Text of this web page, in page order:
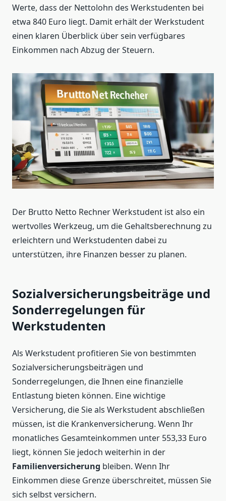
Werte, dass der Nettolohn des Werkstudenten bei
etwa 840 Euro liegt. Damit erhält der Werkstudent
einen klaren Überblick über sein verfügbares
Einkommen nach Abzug der Steuern.
Der Brutto Netto Rechner Werkstudent ist also ein
wertvolles Werkzeug, um die Gehaltsberechnung zu
erleichtern und Werkstudenten dabei zu
unterstützen, ihre Finanzen besser zu planen.
Sozialversicherungsbeiträge und
Sonderregelungen für
Werkstudenten
Als Werkstudent profitieren Sie von bestimmten
Sozialversicherungsbeiträgen und
Sonderregelungen, die Ihnen eine finanzielle
Entlastung bieten können. Eine wichtige
Versicherung, die Sie als Werkstudent abschließen
müssen, ist die Krankenversicherung. Wenn Ihr
monatliches Gesamteinkommen unter 553,33 Euro
liegt, können Sie jedoch weiterhin in der
Familienversicherung bleiben. Wenn Ihr
Einkommen diese Grenze überschreitet, müssen Sie
sich selbst versichern.